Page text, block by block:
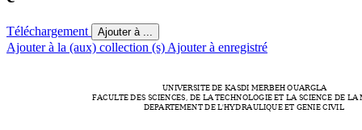
Téléchargement Ajouter à ...
Ajouter à la (aux) collection (s) Ajouter à enregistré
UNIVERSITE DE KASDI MERBEH OUARGLA
FACULTE DES SCIENCES, DE LA TECHNOLOGIE ET LA SCIENCE DE LA
DEPARTEMENT DE L'HYDRAULIQUE ET GENIE CIVIL